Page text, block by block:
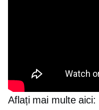
Aflați mai multe aici: